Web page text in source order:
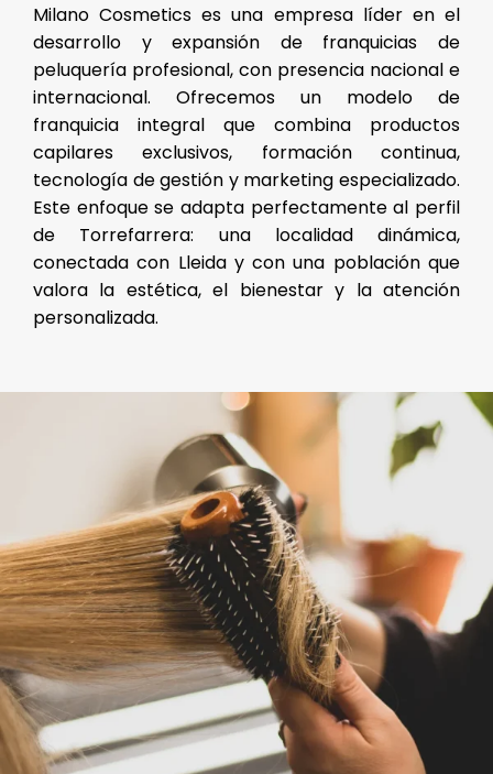
Milano Cosmetics es una empresa líder en el
desarrollo y expansión de franquicias de
peluquería profesional, con presencia nacional e
internacional. Ofrecemos un modelo de
franquicia integral que combina productos
capilares exclusivos, formación continua,
tecnología de gestión y marketing especializado.
Este enfoque se adapta perfectamente al perfil
de Torrefarrera: una localidad dinámica,
conectada con Lleida y con una población que
valora la estética, el bienestar y la atención
personalizada.